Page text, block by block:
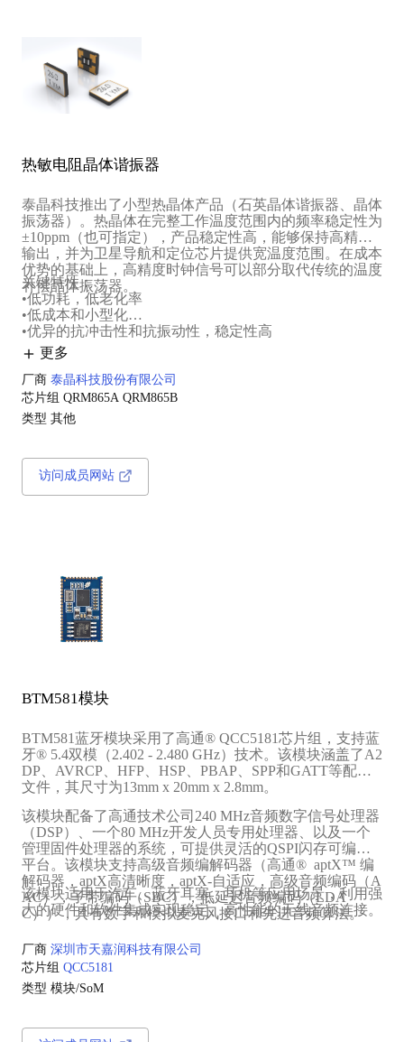
热敏电阻晶体谐振器
泰晶科技推出了小型热晶体产品（石英晶体谐振器、晶体
振荡器）。热晶体在完整工作温度范围内的频率稳定性为
±10ppm（也可指定），产品稳定性高，能够保持高精度
输出，并为卫星导航和定位芯片提供宽温度范围。在成本
优势的基础上，高精度时钟信号可以部分取代传统的温度
补偿晶体振荡器。
关键特性：
•低功耗，低老化率
•低成本和小型化
•优异的抗冲击性和抗振动性，稳定性高
更多
厂商 泰晶科技股份有限公司
芯片组 QRM865A QRM865B
类型 其他
访问成员网站
BTM581模块
BTM581蓝牙模块采用了高通® QCC5181芯片组，支持蓝
牙® 5.4双模（2.402 - 2.480 GHz）技术。该模块涵盖了A2
DP、AVRCP、HFP、HSP、PBAP、SPP和GATT等配置
文件，其尺寸为13mm x 20mm x 2.8mm。
该模块配备了高通技术公司240 MHz音频数字信号处理器
（DSP）、一个80 MHz开发人员专用处理器、以及一个
管理固件处理器的系统，可提供灵活的QSPI闪存可编程
平台。该模块支持高级音频编解码器（高通® aptX™ 编
解码器，aptX高清晰度，aptX-自适应，高级音频编码（A
AC），子带编码（SBC），低延迟音频编码（LDA
C）），具有数字和模拟麦克风接口和先进音频算法。
该模块适用于汽车、蓝牙耳塞、耳机等应用场景，利用强
大的硬件和软件集成实现稳定、高性能的无线音频连接。
厂商 深圳市天嘉润科技有限公司
芯片组 QCC5181
类型 模块/SoM